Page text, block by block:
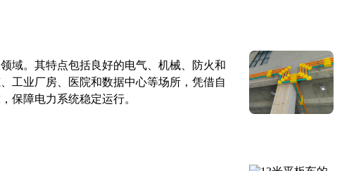
域。其特点包括良好的电气、机械、防火和
工业厂房、医院和数据中心等场所，凭借自
保障电力系统稳定运行。